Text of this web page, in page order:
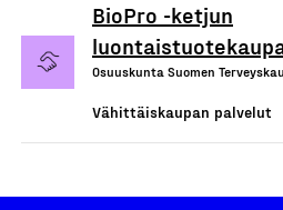
BioPro -ketjun
Osuuskunta Suomen
Vähittäiskaupan palvelut